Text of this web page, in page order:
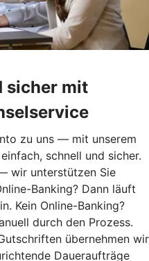
sicher mit
zu uns — mit unserem
schnell und sicher.
wir unterstützen Sie
Banking? Dann läuft
Kein Online-Banking?
durch den Prozess.
übernehmen wir
Daueraufträge